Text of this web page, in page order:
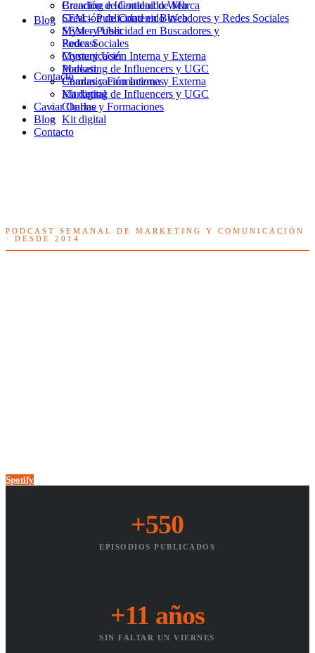
Branding e Identidad de Marca
Creación de Contenido Web
SEM – Publicidad en Buscadores y
Redes Sociales
Mystery User
Podcast
Comunicación Interna y Externa
Marketing de Influencers y UGC
Charlas y Formaciones
Kit digital
Blog
Contacto
Creación de Contenido Web
SEM – Publicidad en Buscadores y Redes Sociales
Mystery User
Podcast
Comunicación Interna y Externa
Marketing de Influencers y UGC
Charlas y Formaciones
Kit digital
Caviar Online
Blog
Contacto
PODCAST SEMANAL DE MARKETING Y COMUNICACIÓN
· DESDE 2014
Spotify
+550
EPISODIOS PUBLICADOS
+11 años
SIN FALTAR UN VIERNES